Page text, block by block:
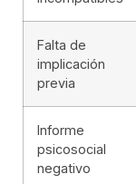
Falta de
implicación
previa
Informe
psicosocial
negativo